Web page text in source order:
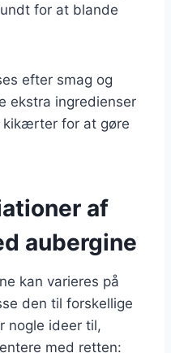
for at blande
efter smag og
ekstra ingredienser
kikærter for at gøre
af
aubergine
kan varieres på
den til forskellige
nogle ideer til,
med retten: